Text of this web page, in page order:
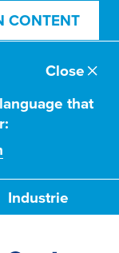
CONTENT
that
Close
Industrie